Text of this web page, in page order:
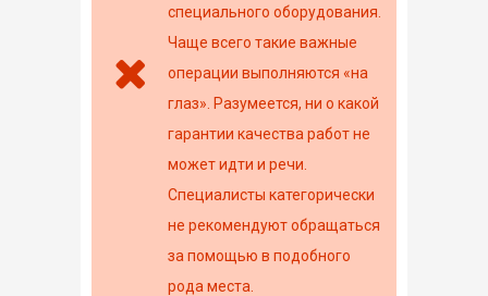
специального оборудования.
Чаще всего такие важные
операции выполняются «на
глаз». Разумеется, ни о какой
гарантии качества работ не
может идти и речи.
Специалисты категорически
не рекомендуют обращаться
за помощью в подобного
рода места.